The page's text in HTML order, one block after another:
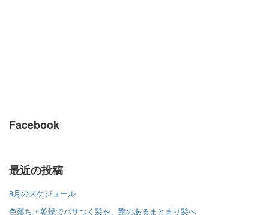
Facebook
最近の投稿
8月のスケジュール
色落ち・乾燥でパサつく髪を、艶のあるまとまり髪へ